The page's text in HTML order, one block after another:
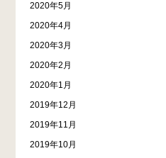
2020年5月
2020年4月
2020年3月
2020年2月
2020年1月
2019年12月
2019年11月
2019年10月